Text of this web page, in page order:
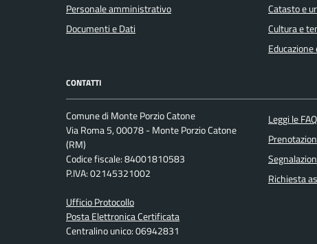
Personale amministrativo
Documenti e Dati
Catasto e
Cultura e
CONTATTI
Comune di Monte Porzio Catone
Via Roma 5, 00078 - Monte Porzio Catone
(RM)
Codice fiscale: 84001810583
P.IVA: 02145321002
Ufficio Protocollo
Posta Elettronica Certificata
Centralino unico: 06942831
Leggi le FAQ
Richiesta